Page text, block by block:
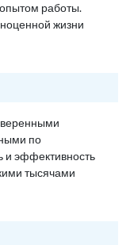
работы.
жизни
по
и эффективность
тысячами